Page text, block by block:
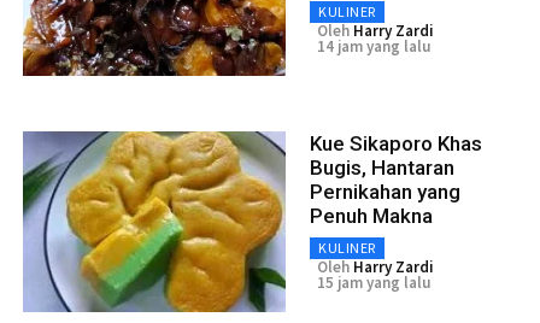
KULINER
Oleh Harry Zardi
14 jam yang lalu
Kue Sikaporo Khas
Bugis, Hantaran
Pernikahan yang
Penuh Makna
KULINER
Oleh Harry Zardi
15 jam yang lalu